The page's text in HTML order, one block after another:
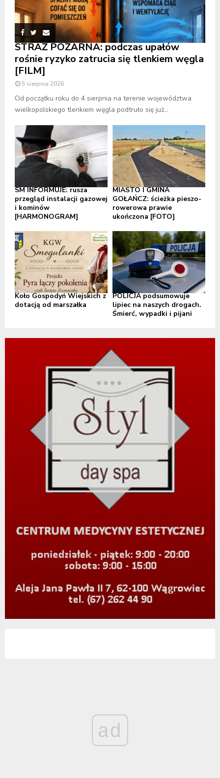
STRAŻ POŻARNA: podczas upałów
rośnie ryzyko zatrucia się tlenkiem węgla
[FILM]
5 sierpnia 2026
Od początku roku do 4 sierpnia na terenie województwa
wielkopolskiego tlenkiem węgla podtruło się już...
SM INFORMUJE: rusza
przegląd instalacji gazowej
i kominów
[HARMONOGRAM]
MIASTO I GMINA
GOŁAŃCZ: ścieżka pieszo-
rowerowa prawie
ukończona [FOTO]
Koło Gospodyń Wiejskich z
dotacją od marszałka
POLICJA podsumowuje
lipiec na naszych drogach.
Śmierć, wypadki i pijani
ad